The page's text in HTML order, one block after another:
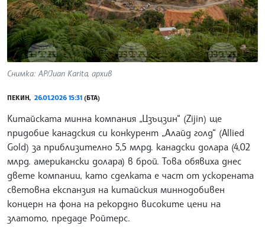
Снимка: AP/Juan Karita, архив
ПЕКИН, 26.01.2026 15:31 (БТА)
Китайската минна компания „Цзъцзин“ (Zijin) ще
придобие канадския си конкурент „Алайд голд“ (Allied
Gold) за приблизително 5,5 млрд. канадски долара (4,02
млрд. американски долара) в брой. Това обявиха днес
двете компании, като сделката е част от ускорената
световна експанзия на китайския миннодобивен
концерн на фона на рекордно високите цени на
златото, предаде Ройтерс.